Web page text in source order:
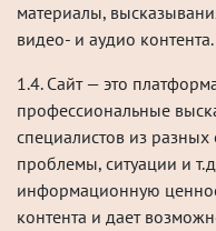
материалы,
видео- и аудио контента.
1.4. Сайт — это
профессиональные
специалистов из
проблемы, ситуации и
информационную
контента и дает